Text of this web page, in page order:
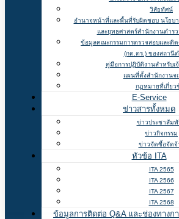
วิสัยทัศน์
อำนาจหน้าที่และพื้นที่รับผิดชอบ นโยบ
และยุทธศาสตร์สำนักงานตำร
ข้อมูลคณะกรรมการตรวจสอบและติ
(กต.ตร.) ของสถานีต
คู่มือการปฏิบัติงานสำหรับเ
แผนที่ตั้งสำนักงานจเ
กฏหมายที่เกี่ยว
E-Service
ข่าวสารทั้งหมด
ข่าวประชาสัม
ข่าวกิจกรรม
ข่าวจัดซื้อจัดจ้
หัวข้อ ITA
ITA 2565
ITA 2566
ITA 2567
ITA 2568
ข้อมูลการติดต่อ Q&A และช่องทางก